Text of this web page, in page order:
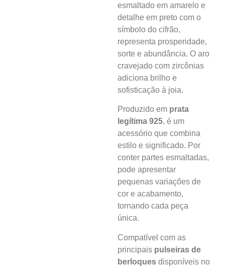
esmaltado em amarelo e
detalhe em preto com o
símbolo do cifrão,
representa prosperidade,
sorte e abundância. O aro
cravejado com zircônias
adiciona brilho e
sofisticação à joia.
Produzido em prata
legítima 925, é um
acessório que combina
estilo e significado. Por
conter partes esmaltadas,
pode apresentar
pequenas variações de
cor e acabamento,
tornando cada peça
única.
Compatível com as
principais pulseiras de
berloques disponíveis no